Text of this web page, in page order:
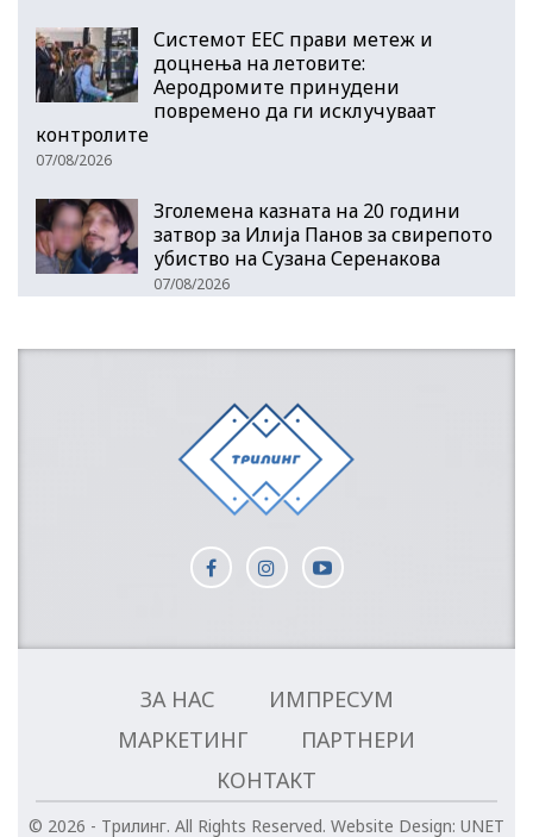
Системот ЕЕС прави метеж и
доцнења на летовите:
Аеродромите принудени
повремено да ги исклучуваат
контролите
07/08/2026
Зголемена казната на 20 години
затвор за Илија Панов за свирепото
убиство на Сузана Серенакова
07/08/2026
ЗА НАС
ИМПРЕСУМ
МАРКЕТИНГ
ПАРТНЕРИ
КОНТАКТ
© 2026 - Трилинг. All Rights Reserved. Website Design: UNET